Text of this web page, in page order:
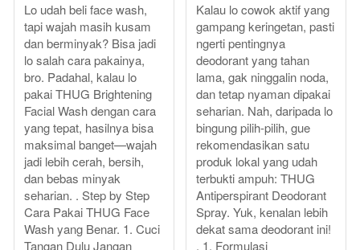
Lo udah beli face wash,
tapi wajah masih kusam
dan berminyak? Bisa jadi
lo salah cara pakainya,
bro. Padahal, kalau lo
pakai THUG Brightening
Facial Wash dengan cara
yang tepat, hasilnya bisa
maksimal banget—wajah
jadi lebih cerah, bersih,
dan bebas minyak
seharian. . Step by Step
Cara Pakai THUG Face
Wash yang Benar. 1. Cuci
Tangan Dulu Jangan
Kalau lo cowok aktif yang
gampang keringetan, pasti
ngerti pentingnya
deodorant yang tahan
lama, gak ninggalin noda,
dan tetap nyaman dipakai
seharian. Nah, daripada lo
bingung pilih-pilih, gue
rekomendasikan satu
produk lokal yang udah
terbukti ampuh: THUG
Antiperspirant Deodorant
Spray. Yuk, kenalan lebih
dekat sama deodorant ini!
. 1. Formulasi